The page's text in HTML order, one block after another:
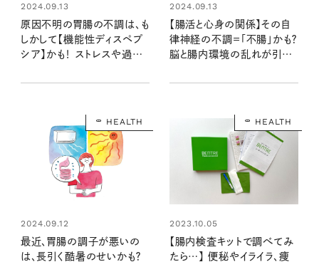
2024.09.13
原因不明の胃腸の不調は、も
しかして【機能性ディスペプ
シア】かも！ ストレスや過労
2024.09.13
【腸活と心身の関係】その自
律神経の不調＝「不腸」かも？
脳と腸内環境の乱れが引き
とは？
HEALTH
2024.09.12
最近、胃腸の調子が悪いの
は、長引く酷暑のせいかも？
HEALTH
2023.10.05
【腸内検査キットで調べてみ
たら…】 便秘やイライラ、痩